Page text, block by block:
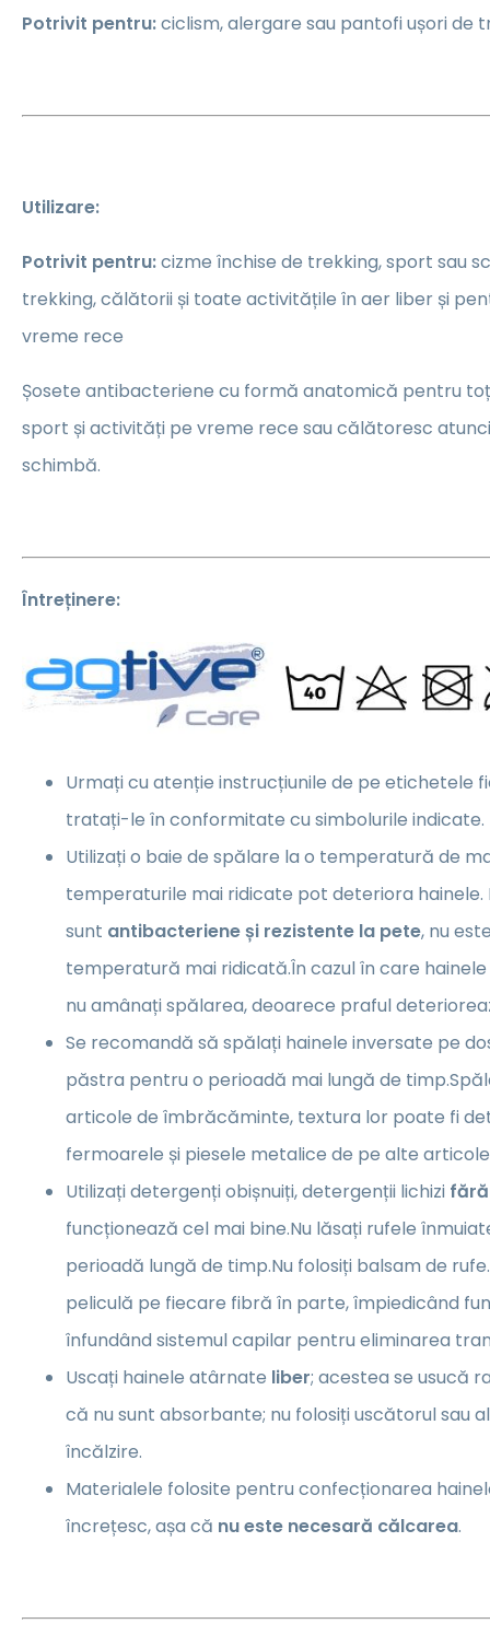
Potrivit pentru:ciclism, alergare sau pantofi ușori de
Utilizare:
Potrivit pentru:cizme închise de trekking, sport sau
trekking, călătorii și toate activitățile în aer liber și
vreme rece
Șosete antibacteriene cu formă anatomică pentru
sport și activități pe vreme rece sau călătoresc
schimbă.
Întreținere:
Urmați cu atenție instrucțiunile de pe etichetele
tratați-le în conformitate cu simbolurile indicate.
Utilizați o baie de spălare la o temperatură de
temperaturile mai ridicate pot deteriora
sunt antibacteriene și rezistente la pete, nu
temperatură mai ridicată.În cazul în care
nu amânați spălarea, deoarece praful
Se recomandă să spălați hainele inversate pe
păstra pentru o perioadă mai lungă de
articole de îmbrăcăminte, textura lor poate fi
fermoarele și piesele metalice de pe alte
Utilizați detergenți obișnuiți, detergenții lichizi
funcționează cel mai bine.Nu lăsați rufele
perioadă lungă de timp.Nu folosiți balsam de
peliculă pe fiecare fibră în parte, împiedicând
înfundând sistemul capilar pentru eliminarea
Uscați hainele atârnate liber; acestea se usucă
că nu sunt absorbante; nu folosiți uscătorul sau
încălzire.
Materialele folosite pentru confecționarea
încrețesc, așa că nu este necesară călcarea.